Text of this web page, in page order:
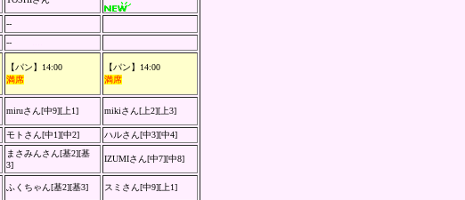
--
--
【パン】14:00
満席
【パン】14:00
満席
miruさん[中9][上1] mikiさん[上2][上3]
モトさん[中1][中2] ハルさん[中3][中4]
まさみんさん[基2][基
3]
IZUMIさん[中7][中8]
ふくちゃん[基2][基3] スミさん[中9][上1]